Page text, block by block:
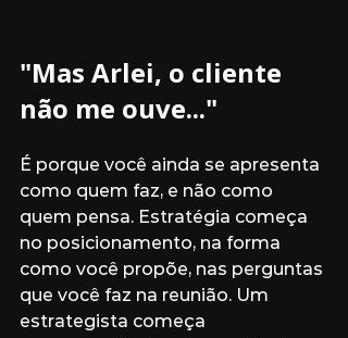
"Mas Arlei, o cliente
não me ouve..."
É porque você ainda se apresenta
como quem faz, e não como
quem pensa. Estratégia começa
no posicionamento, na forma
como você propõe, nas perguntas
que você faz na reunião. Um
estrategista começa